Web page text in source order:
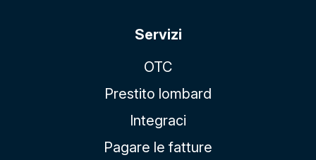
Servizi
OTC
Prestito lombard
Integraci
Pagare le fatture